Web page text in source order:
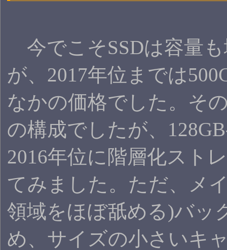
今でこそSSDは容量
が、2017年位までは
なかの価格でした。そ
の構成でしたが、
2016年位に階層化スト
てみました。ただ、メ
領域をほぼ舐める)バッ
め、サイズの小さいキ